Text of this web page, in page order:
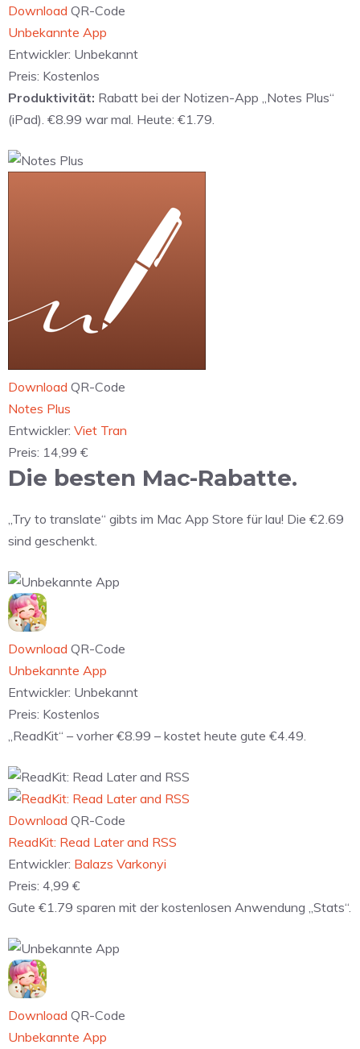
Download QR-Code
Unbekannte App
Entwickler: Unbekannt
Preis: Kostenlos
Produktivität: Rabatt bei der Notizen-App „Notes Plus“
(iPad). €8.99 war mal. Heute: €1.79.
Download QR-Code
‎Notes Plus
Entwickler: Viet Tran
Preis: 14,99 €
Die besten Mac-Rabatte.
„Try to translate“ gibts im Mac App Store für lau! Die €2.69
sind geschenkt.
Download QR-Code
Unbekannte App
Entwickler: Unbekannt
Preis: Kostenlos
„ReadKit“ – vorher €8.99 – kostet heute gute €4.49.
Download QR-Code
‎ReadKit: Read Later and RSS
Entwickler: Balazs Varkonyi
Preis: 4,99 €
Gute €1.79 sparen mit der kostenlosen Anwendung „Stats“.
Download QR-Code
Unbekannte App